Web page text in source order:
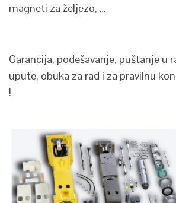
magneti za željezo, …
Garancija, podešavanje, puštanje u
upute, obuka za rad i za pravilnu
!